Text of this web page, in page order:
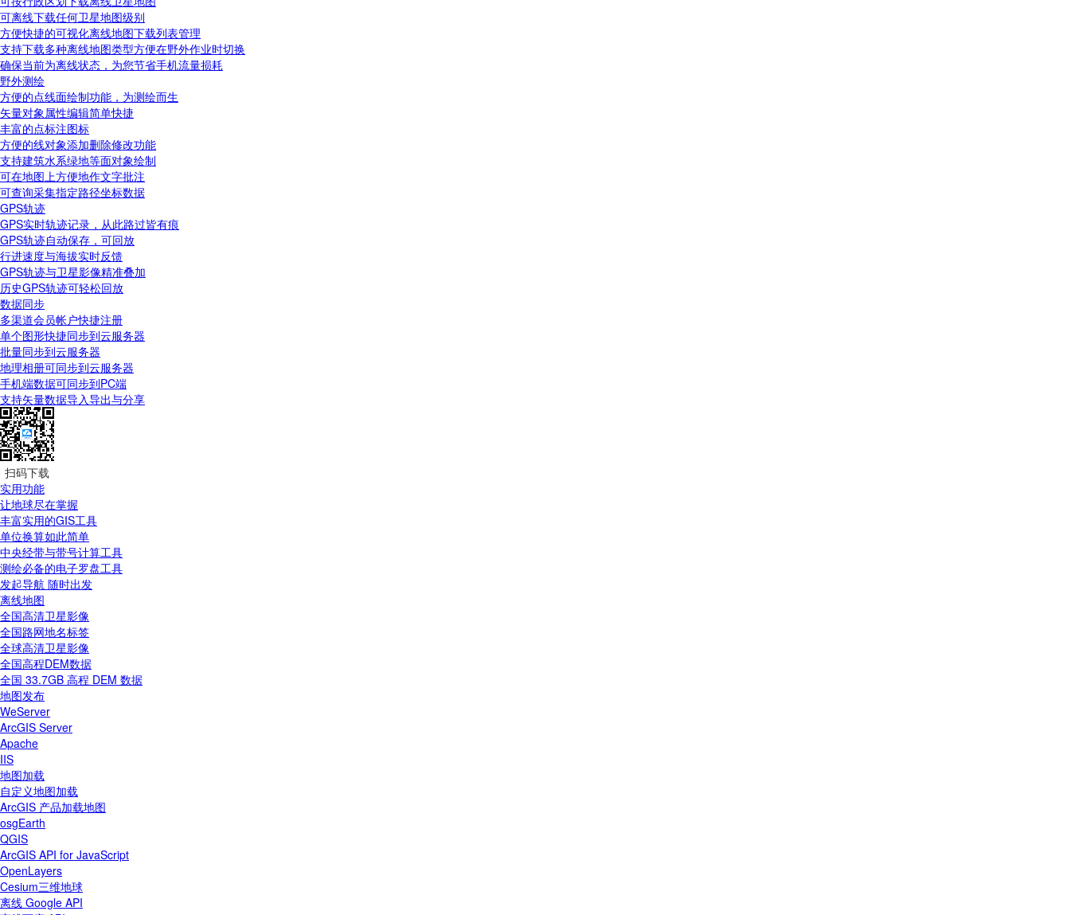
可离线下载任何卫星地图级别
方便快捷的可视化离线地图下载列表管理
支持下载多种离线地图类型方便在野外作业时切换
确保当前为离线状态，为您节省手机流量损耗
野外测绘
方便的点线面绘制功能，为测绘而生
矢量对象属性编辑简单快捷
丰富的点标注图标
方便的线对象添加删除修改功能
支持建筑水系绿地等面对象绘制
可在地图上方便地作文字批注
可查询采集指定路径坐标数据
GPS轨迹
GPS实时轨迹记录，从此路过皆有痕
GPS轨迹自动保存，可回放
行进速度与海拔实时反馈
GPS轨迹与卫星影像精准叠加
历史GPS轨迹可轻松回放
数据同步
多渠道会员帐户快捷注册
单个图形快捷同步到云服务器
批量同步到云服务器
地理相册可同步到云服务器
手机端数据可同步到PC端
支持矢量数据导入导出与分享
扫码下载
实用功能
让地球尽在掌握
丰富实用的GIS工具
单位换算如此简单
中央经带与带号计算工具
测绘必备的电子罗盘工具
发起导航 随时出发
离线地图
全国高清卫星影像
全国路网地名标签
全球高清卫星影像
全国高程DEM数据
全国 33.7GB 高程 DEM 数据
地图发布
WeServer
ArcGIS Server
Apache
IIS
地图加载
自定义地图加载
ArcGIS 产品加载地图
osgEarth
QGIS
ArcGIS API for JavaScript
OpenLayers
Cesium三维地球
离线 Google API